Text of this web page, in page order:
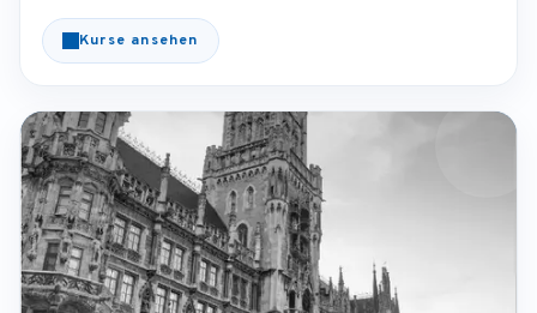
Kurse ansehen